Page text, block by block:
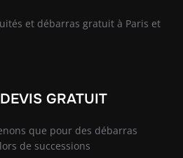
et débarras gratuit à Paris et
GRATUIT
que pour des débarras
de successions